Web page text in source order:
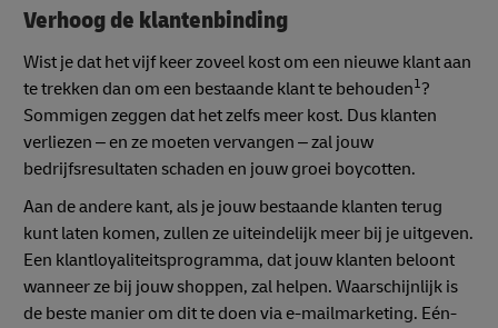
Verhoog de klantenbinding
Wist je dat het vijf keer zoveel kost om een nieuwe klant aan
te trekken dan om een bestaande klant te behouden1?
Sommigen zeggen dat het zelfs meer kost. Dus klanten
verliezen – en ze moeten vervangen – zal jouw
bedrijfsresultaten schaden en jouw groei boycotten.
Aan de andere kant, als je jouw bestaande klanten terug
kunt laten komen, zullen ze uiteindelijk meer bij je uitgeven.
Een klantloyaliteitsprogramma, dat jouw klanten beloont
wanneer ze bij jouw shoppen, zal helpen. Waarschijnlijk is
de beste manier om dit te doen via e-mailmarketing. Eén-